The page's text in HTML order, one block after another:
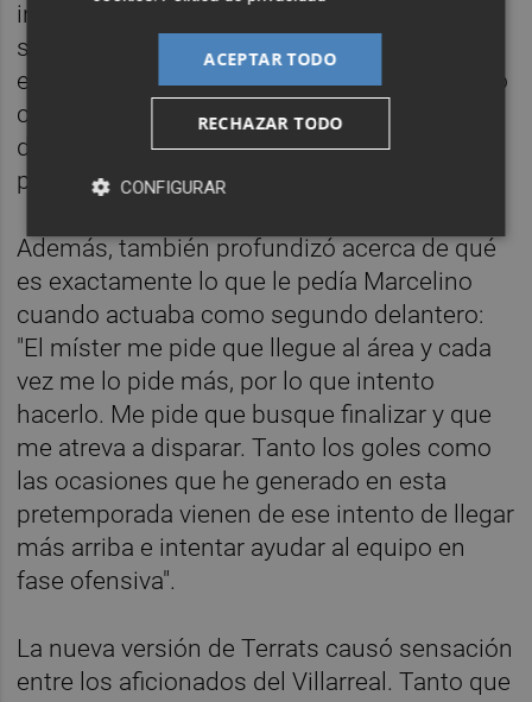
intento venir a la base para ayudar en la
salida de balón y entrar en el juego del
equipo. La verdad es que me estoy sintiendo
cómodo y bien. Aprovecho los minutos
donde sea e intento hacerlo lo mejor
posible".
Además, también profundizó acerca de qué
es exactamente lo que le pedía Marcelino
cuando actuaba como segundo delantero:
"El míster me pide que llegue al área y cada
vez me lo pide más, por lo que intento
hacerlo. Me pide que busque finalizar y que
me atreva a disparar. Tanto los goles como
las ocasiones que he generado en esta
pretemporada vienen de ese intento de llegar
más arriba e intentar ayudar al equipo en
fase ofensiva".
La nueva versión de Terrats causó sensación
entre los aficionados del Villarreal. Tanto que
ACEPTAR TODO
RECHAZAR TODO
CONFIGURAR